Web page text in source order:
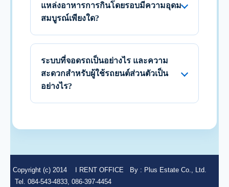
แหล่งอาหารการกินโดยรอบมีความอุดม
สมบูรณ์เพียงใด?
ระบบที่จอดรถเป็นอย่างไร และความ
สะดวกสำหรับผู้ใช้รถยนต์ส่วนตัวเป็น
อย่างไร?
Copyright (c) 2014 I RENT OFFICE By : Plus Estate Co., Ltd.
Tel. 084-543-4833, 086-397-4454